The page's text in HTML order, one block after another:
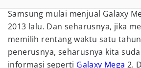
Samsung mulai menjual Galaxy
2013 lalu. Dan seharusnya, jika
memilih rentang waktu satu
penerusnya, seharusnya kita
informasi seperti Galaxy Mega 2.